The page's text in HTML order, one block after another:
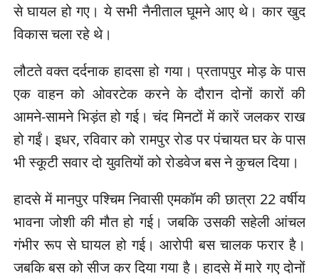
से घायल हो गए। ये सभी नैनीताल घूमने आए थे। कार खुद
विकास चला रहे थे।
लौटते वक्त दर्दनाक हादसा हो गया। प्रतापपुर मोड़ के पास
एक वाहन को ओवरटेक करने के दौरान दोनों कारों की
आमने-सामने भिड़ंत हो गई। चंद मिनटों में कारें जलकर राख
हो गईं। इधर, रविवार को रामपुर रोड पर पंचायत घर के पास
भी स्कूटी सवार दो युवतियों को रोडवेज बस ने कुचल दिया।
हादसे में मानपुर पश्चिम निवासी एमकॉम की छात्रा 22 वर्षीय
भावना जोशी की मौत हो गई। जबकि उसकी सहेली आंचल
गंभीर रूप से घायल हो गई। आरोपी बस चालक फरार है।
जबकि बस को सीज कर दिया गया है। हादसे में मारे गए दोनों